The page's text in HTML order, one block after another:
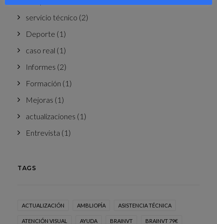
servicio técnico (2)
Deporte (1)
caso real (1)
Informes (2)
Formación (1)
Mejoras (1)
actualizaciones (1)
Entrevista (1)
TAGS
ACTUALIZACIÓN AMBLIOPÍA ASISTENCIA TÉCNICA
ATENCIÓN VISUAL AYUDA BRAINVT BRAINVT 79€